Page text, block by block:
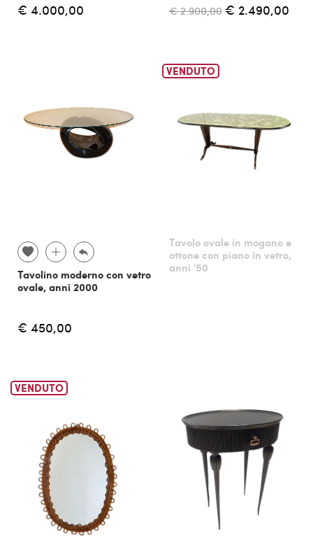
€ 4.000,00 € 2.900,00 € 2.490,00
Tavolino moderno con vetro
ovale, anni 2000
€ 450,00
VENDUTO
Tavolo ovale in mogano e
ottone con piano in vetro,
anni '50
VENDUTO